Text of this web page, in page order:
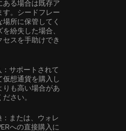
ある場合は既存ア
す。シードフレー
所に保管してく
紛失した場合、
スを手助けでき
サポートされて
仮想通貨を購入し
りも高い場合があ
さい。
または、ウォレ
への直接購入に